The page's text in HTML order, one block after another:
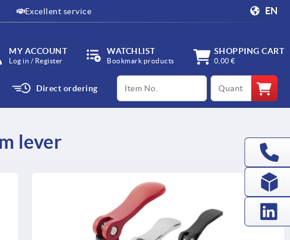
Excellent service EN
MY ACCOUNT
Log in / Register
WATCHLIST
Bookmark products
SHOPPING CART
0,00 €
Direct ordering
productCode qty
lever